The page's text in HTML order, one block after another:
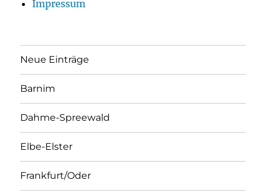
Impressum
Neue Einträge
Barnim
Dahme-Spreewald
Elbe-Elster
Frankfurt/Oder